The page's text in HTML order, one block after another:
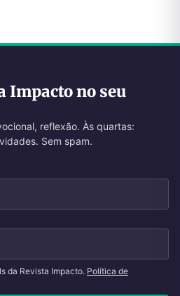
Impacto no seu
reflexão. Às quartas:
Sem spam.
da Revista Impacto. Política de